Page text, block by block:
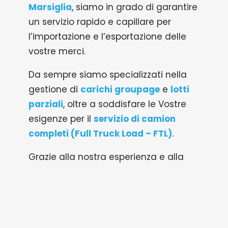
Marsiglia, siamo in grado di garantire
un servizio rapido e capillare per
l’importazione e l’esportazione delle
vostre merci.
Da sempre siamo specializzati nella
gestione di carichi groupage e lotti
parziali, oltre a soddisfare le Vostre
esigenze per il servizio di camion
completi (Full Truck Load – FTL).
Grazie alla nostra esperienza e alla